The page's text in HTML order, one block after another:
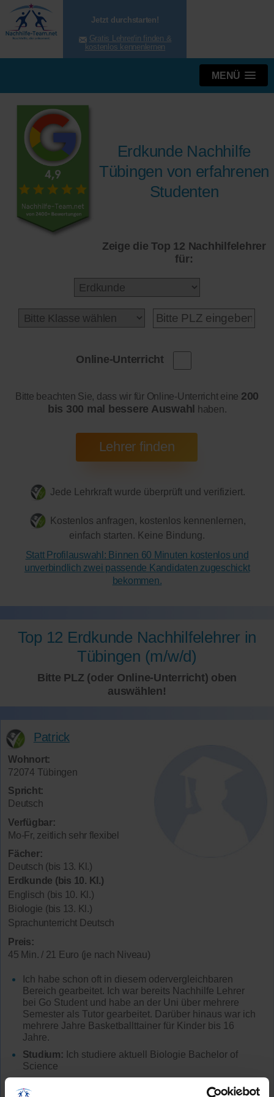
Jetzt durchstarten!
Gratis Lehrer/in finden &
kostenlos kennenlernen
MENÜ
Erdkunde Nachhilfe
Tübingen von erfahrenen
Studenten
Zeige die Top 12 Nachhilfelehrer
für:
Online-Unterricht
Bitte beachten Sie, dass wir für Online-Unterricht eine 200
bis 300 mal bessere Auswahl haben.
Jede Lehrkraft wurde überprüft und verifiziert.
Kostenlos anfragen, kostenlos kennenlernen,
einfach starten. Keine Bindung.
Statt Profilauswahl: Binnen 60 Minuten kostenlos und
unverbindlich zwei passende Kandidaten zugeschickt
bekommen.
Top 12 Erdkunde Nachhilfelehrer in
Tübingen (m/w/d)
Bitte PLZ (oder Online-Unterricht) oben
auswählen!
Patrick
Wohnort:
72074 Tübingen
Spricht:
Deutsch
Verfügbar:
Mo-Fr, zeitlich sehr flexibel
Fächer:
Deutsch (bis 13. Kl.)
Erdkunde (bis 10. Kl.)
Englisch (bis 10. Kl.)
Biologie (bis 13. Kl.)
Sprachunterricht Deutsch
Preis:
45 Min. / 21 Euro (je nach Niveau)
Ich habe schon oft in diesem odervergleichbaren
Bereich gearbeitet. Ich war bereits Nachhilfe Lehrer
bei Go Student und habe an der Uni über mehrere
Semester als Tutor gearbeitet. Darüber hinaus war ich
mehrere Jahre Basketballttainer für Kinder bis 16
Jahre.
Studium: Ich studiere aktuell Biologie Bachelor of
Science